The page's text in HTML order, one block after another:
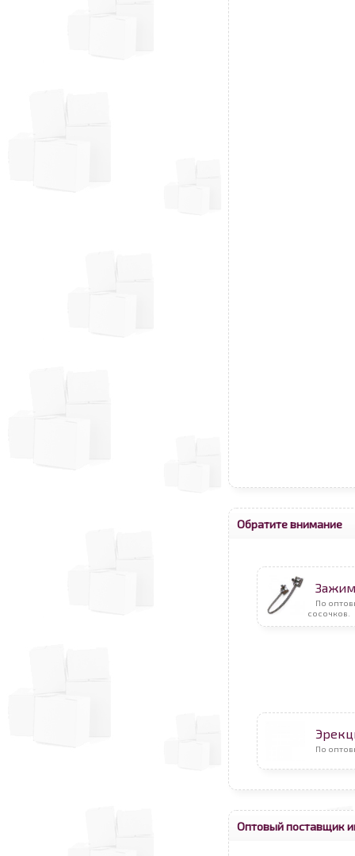
Обратите внимание
По
сосочков.
По
Оптовый поставщик